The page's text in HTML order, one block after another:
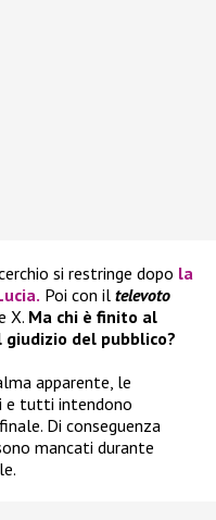
si restringe dopo la
Poi con il televoto
X. Ma chi è finito al
del pubblico?
apparente, le
e tutti intendono
Di conseguenza
mancati durante